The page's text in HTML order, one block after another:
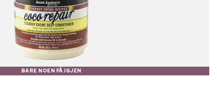
BARE NOEN FÅ IGJEN